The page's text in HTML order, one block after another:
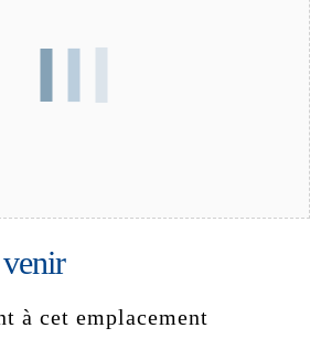
à cet emplacement